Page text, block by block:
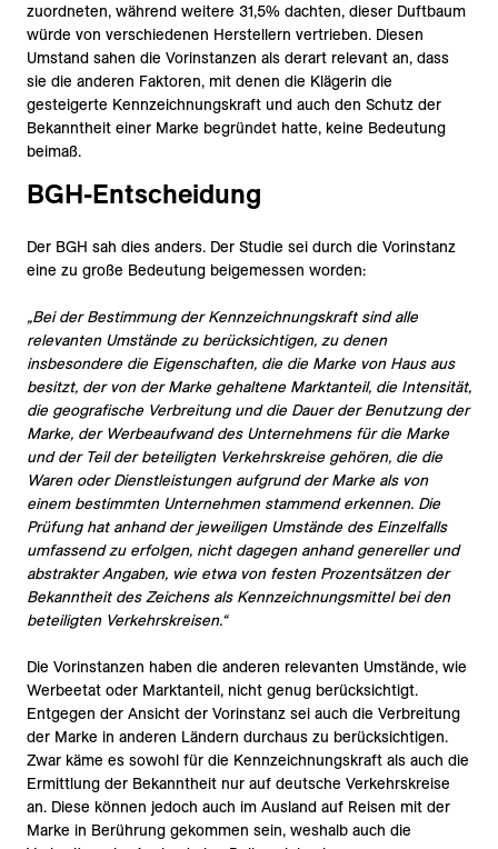
zuordneten, während weitere 31,5% dachten, dieser Duftbaum
würde von verschiedenen Herstellern vertrieben. Diesen
Umstand sahen die Vorinstanzen als derart relevant an, dass
sie die anderen Faktoren, mit denen die Klägerin die
gesteigerte Kennzeichnungskraft und auch den Schutz der
Bekanntheit einer Marke begründet hatte, keine Bedeutung
beimaß.
BGH-Entscheidung
Der BGH sah dies anders. Der Studie sei durch die Vorinstanz
eine zu große Bedeutung beigemessen worden:
„Bei der Bestimmung der Kennzeichnungskraft sind alle
relevanten Umstände zu berücksichtigen, zu denen
insbesondere die Eigenschaften, die die Marke von Haus aus
besitzt, der von der Marke gehaltene Marktanteil, die Intensität,
die geografische Verbreitung und die Dauer der Benutzung der
Marke, der Werbeaufwand des Unternehmens für die Marke
und der Teil der beteiligten Verkehrskreise gehören, die die
Waren oder Dienstleistungen aufgrund der Marke als von
einem bestimmten Unternehmen stammend erkennen. Die
Prüfung hat anhand der jeweiligen Umstände des Einzelfalls
umfassend zu erfolgen, nicht dagegen anhand genereller und
abstrakter Angaben, wie etwa von festen Prozentsätzen der
Bekanntheit des Zeichens als Kennzeichnungsmittel bei den
beteiligten Verkehrskreisen.“
Die Vorinstanzen haben die anderen relevanten Umstände, wie
Werbeetat oder Marktanteil, nicht genug berücksichtigt.
Entgegen der Ansicht der Vorinstanz sei auch die Verbreitung
der Marke in anderen Ländern durchaus zu berücksichtigen.
Zwar käme es sowohl für die Kennzeichnungskraft als auch die
Ermittlung der Bekanntheit nur auf deutsche Verkehrskreise
an. Diese können jedoch auch im Ausland auf Reisen mit der
Marke in Berührung gekommen sein, weshalb auch die